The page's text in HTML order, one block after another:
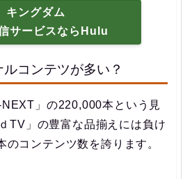
キングダム
サービスならHulu
コンテツが多い？
NEXT」の220,000本という見
TV」の豊富な品揃えには負け
のコンテンツ数を誇ります。